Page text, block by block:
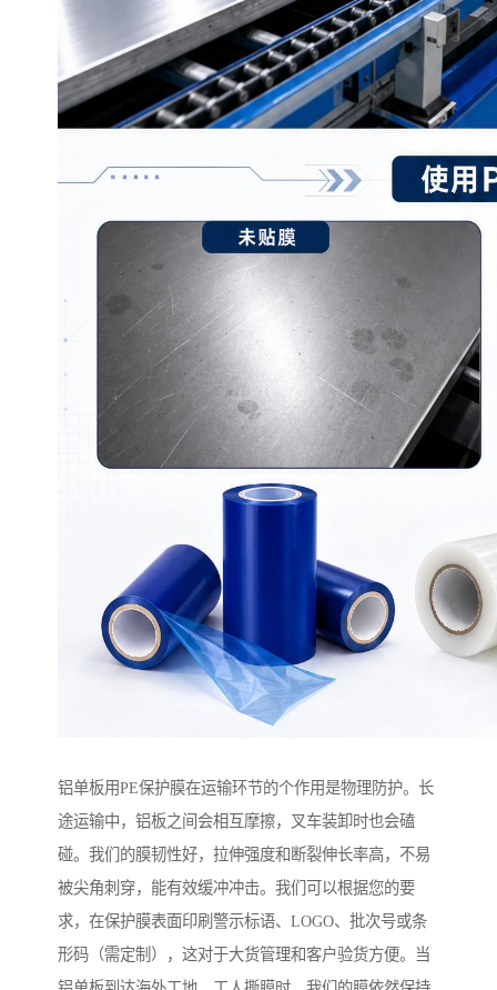
铝单板用PE保护膜在运输环节的个作用是物理防护。长
途运输中，铝板之间会相互摩擦，叉车装卸时也会磕
碰。我们的膜韧性好，拉伸强度和断裂伸长率高，不易
被尖角刺穿，能有效缓冲冲击。我们可以根据您的要
求，在保护膜表面印刷警示标语、LOGO、批次号或条
形码（需定制），这对于大货管理和客户验货方便。当